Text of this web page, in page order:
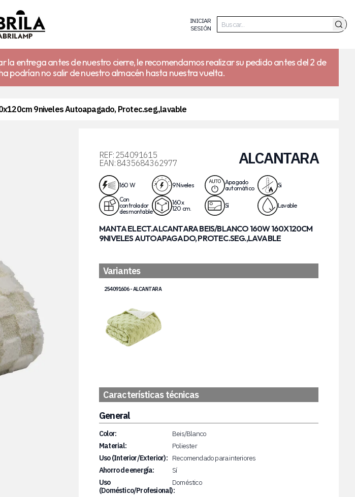
INICIAR
SESIÓN
la entrega antes de nuestro cierre, le recomendamos realizar su pedido antes del 2 de
podrían no salir de nuestro almacén hasta nuestra vuelta.
9niveles Autoapagado, Protec.seg.,lavable
ALCANTARA
REF: 254091615
EAN: 8435684362977
160 W 9 Niveles
Apagado
automático
Si
Con
controlador
desmontable
160x
120 cm.
Sí Lavable
MANTA ELECT.ALCANTARA BEIS/BLANCO 160W 160X120CM
9NIVELES AUTOAPAGADO, PROTEC.SEG.,LAVABLE
Variantes
254091606 - ALCANTARA
Características técnicas
General
Color:
Beis/Blanco
Material:
Poliester
Uso (Interior/Exterior): Recomendado para interiores
Ahorro de energía:
Sí
Uso
(Doméstico/Profesional):
Doméstico